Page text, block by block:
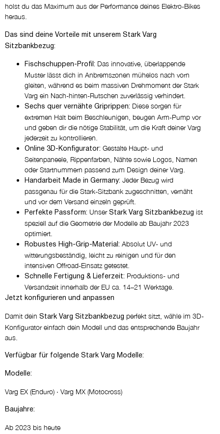
auf dem Hauptpanel
Was möchtest du auf den
Seitenpanelen platzieren?
NICHTS
holst du das Maximum aus der Performance deines Elektro-Bikes
heraus.
Das sind deine Vorteile mit unserem Stark Varg
Sitzbankbezug:
Fischschuppen-Profil: Das innovative, überlappende
Muster lässt dich in Anbremszonen mühelos nach vorn
gleiten, während es beim massiven Drehmoment der Stark
Varg ein Nach-hinten-Rutschen zuverlässig verhindert.
Sechs quer vernähte Griprippen: Diese sorgen für
extremen Halt beim Beschleunigen, beugen Arm-Pump vor
und geben dir die nötige Stabilität, um die Kraft deiner Varg
jederzeit zu kontrollieren.
Online 3D-Konfigurator: Gestalte Haupt- und
Seitenpaneele, Rippenfarben, Nähte sowie Logos, Namen
oder Startnummern passend zum Design deiner Varg.
Handarbeit Made in Germany: Jeder Bezug wird
passgenau für die Stark-Sitzbank zugeschnitten, vernäht
und vor dem Versand einzeln geprüft.
Perfekte Passform: Unser Stark Varg Sitzbankbezug ist
speziell auf die Geometrie der Modelle ab Baujahr 2023
optimiert.
Robustes High-Grip-Material: Absolut UV- und
witterungsbeständig, leicht zu reinigen und für den
intensiven Offroad-Einsatz getestet.
Schnelle Fertigung & Lieferzeit: Produktions- und
Versandzeit innerhalb der EU ca. 14–21 Werktage.
Jetzt konfigurieren und anpassen
Damit dein Stark Varg Sitzbankbezug perfekt sitzt, wähle im 3D-
Konfigurator einfach dein Modell und das entsprechende Baujahr
aus.
Verfügbar für folgende Stark Varg Modelle:
Modelle:
Varg EX (Enduro) · Varg MX (Motocross)
Baujahre:
Ab 2023 bis heute